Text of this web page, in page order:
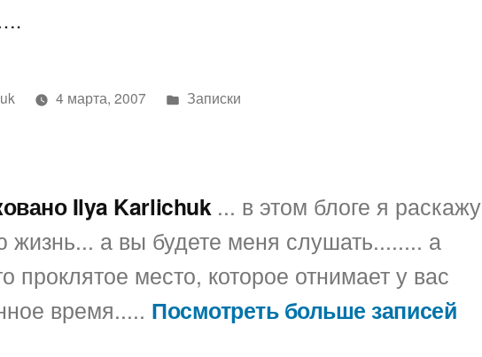
4 марта, 2007
Написано
Записки
Ilya Karlichuk ... в этом блоге я раскажу
жизнь... а вы будете меня слушать........ а
проклятое место, которое отнимает у вас
время..... Посмотреть больше записей